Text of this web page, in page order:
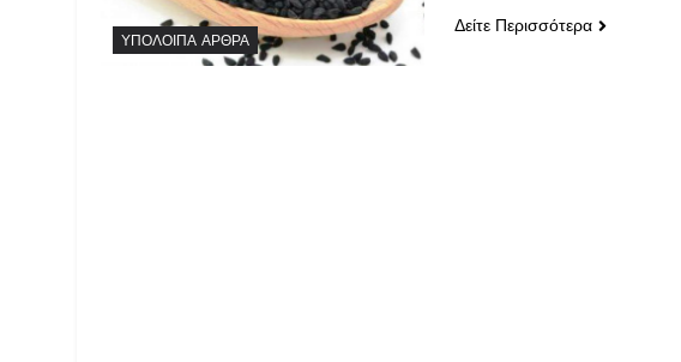
ΥΠΌΛΟΙΠΑ ΆΡΘΡΑ
Δείτε Περισσότερα